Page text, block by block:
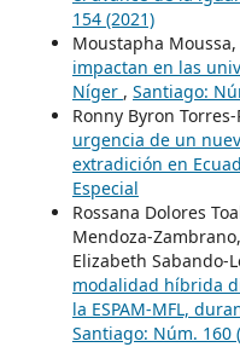
154 (2021)
Moustapha Moussa,
impactan en las
Níger , Santiago:
Ronny Byron
urgencia de un
extradición en
Especial
Rossana Dolores
Mendoza-
Elizabeth Sabando-
modalidad híbrida
la ESPAM-MFL,
Santiago: Núm. 160